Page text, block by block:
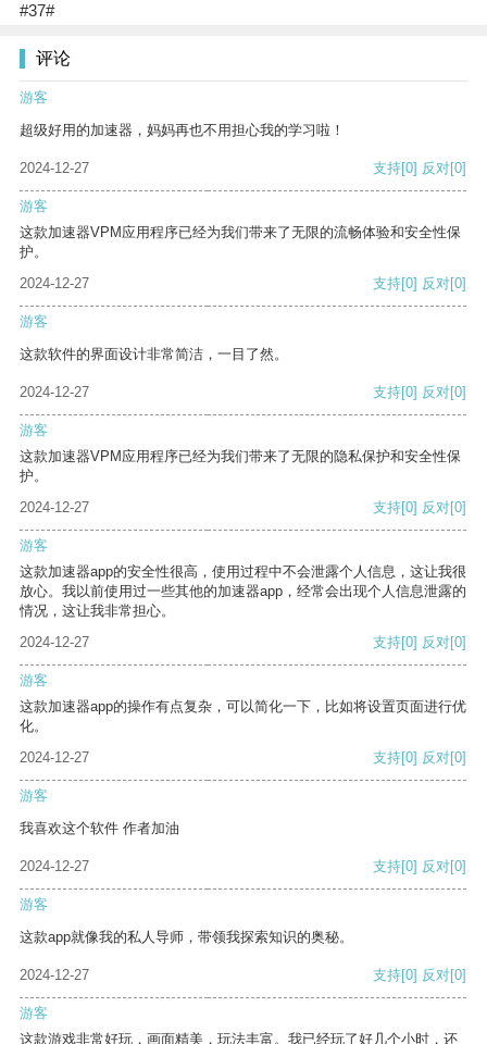
#37#
评论
游客
超级好用的加速器，妈妈再也不用担心我的学习啦！
2024-12-27 支持[0] 反对[0]
游客
这款加速器VPM应用程序已经为我们带来了无限的流畅体验和安全性保
护。
2024-12-27
支持[0] 反对[0]
游客
这款软件的界面设计非常简洁，一目了然。
2024-12-27 支持[0] 反对[0]
游客
这款加速器VPM应用程序已经为我们带来了无限的隐私保护和安全性保
护。
2024-12-27
支持[0] 反对[0]
游客
这款加速器app的安全性很高，使用过程中不会泄露个人信息，这让我很
放心。我以前使用过一些其他的加速器app，经常会出现个人信息泄露的
情况，这让我非常担心。
2024-12-27
支持[0] 反对[0]
游客
这款加速器app的操作有点复杂，可以简化一下，比如将设置页面进行优
化。
2024-12-27
支持[0] 反对[0]
游客
我喜欢这个软件 作者加油
2024-12-27 支持[0] 反对[0]
游客
这款app就像我的私人导师，带领我探索知识的奥秘。
2024-12-27 支持[0] 反对[0]
游客
这款游戏非常好玩，画面精美，玩法丰富。我已经玩了好几个小时，还